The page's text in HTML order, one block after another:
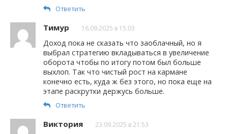
Ответить
Тимур 16.09.2025 в 15:03
Доход пока не сказать что заоблачный, но я
выбрал стратегию вкладываться в увеличение
оборота чтобы по итогу потом был больше
выхлоп. Так что чистый рост на кармане
конечно есть, куда ж без этого, но пока еще на
этапе раскрутки держусь больше.
Ответить
Виктория 23.09.2025 в 21:53